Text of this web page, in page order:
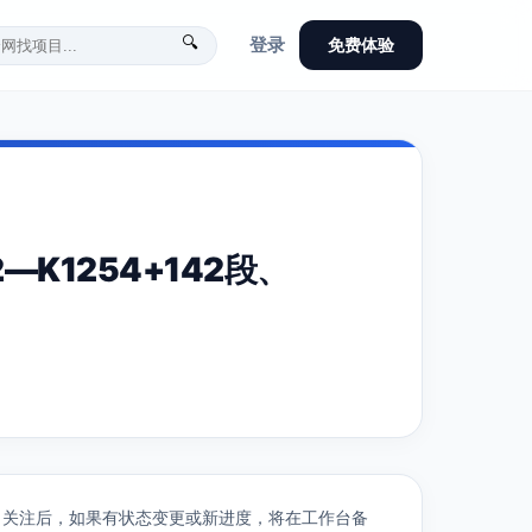
🔍 登录 免费体验
段、
关注后，如果有状态变更或新进度，将在工作台备